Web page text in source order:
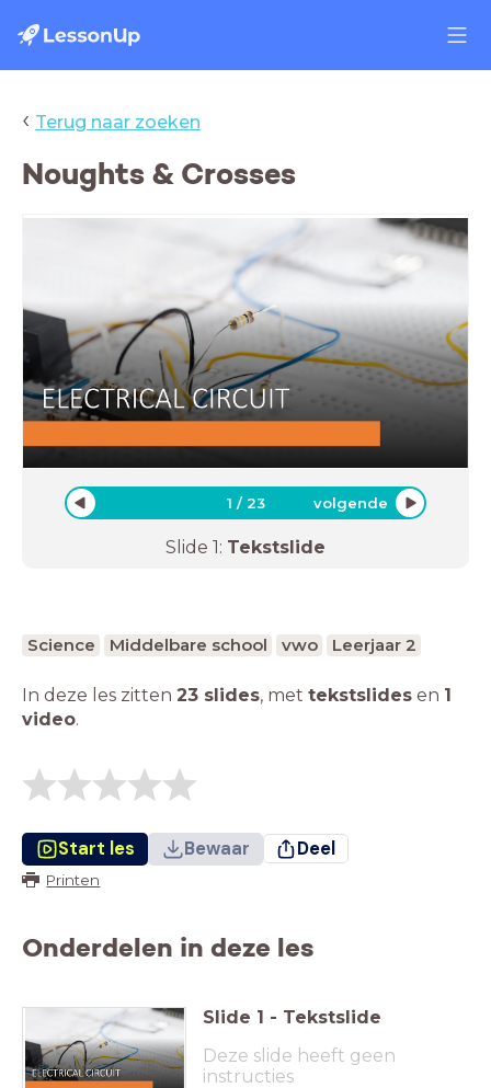
‹ Terug naar zoeken
Noughts & Crosses
1 /23 volgende
Slide 1: Tekstslide
Science Middelbare school vwo Leerjaar 2
In deze les zitten 23 slides, met tekstslides en 1
video.
Start les Bewaar Deel
Printen
Onderdelen in deze les
Slide 1 - Tekstslide
Deze slide heeft geen
instructies